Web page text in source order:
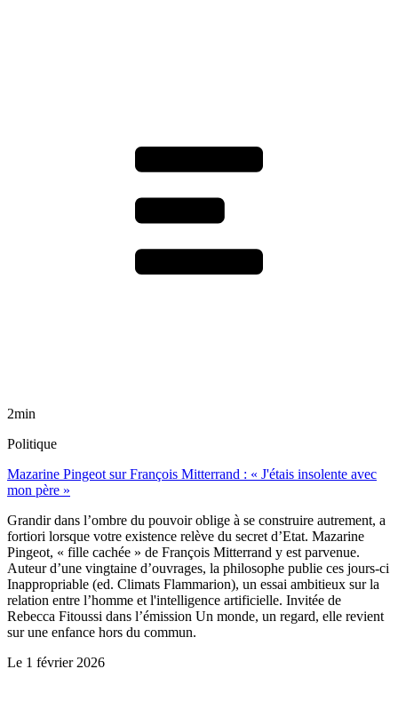
2min
Politique
Mazarine Pingeot sur François Mitterrand : « J'étais insolente avec
mon père »
Grandir dans l’ombre du pouvoir oblige à se construire autrement, a
fortiori lorsque votre existence relève du secret d’Etat. Mazarine
Pingeot, « fille cachée » de François Mitterrand y est parvenue.
Auteur d’une vingtaine d’ouvrages, la philosophe publie ces jours-ci
Inappropriable (ed. Climats Flammarion), un essai ambitieux sur la
relation entre l’homme et l'intelligence artificielle. Invitée de
Rebecca Fitoussi dans l’émission Un monde, un regard, elle revient
sur une enfance hors du commun.
Le 1 février 2026